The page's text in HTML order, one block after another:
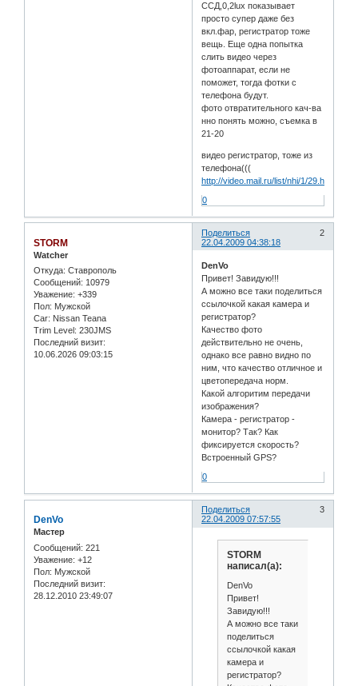
ССД,0,2lux показывает
просто супер даже без
вкл.фар, регистратор тоже
вещь. Еще одна попытка
слить видео через
фотоаппарат, если не
поможет, тогда фотки с
телефона будут.
фото отвратительного кач-ва
нно понять можно, съемка в
21-20
видео регистратор, тоже из
телефона(((
http://video.mail.ru/list/nhi/1/29.html
0
Поделиться
2
22.04.2009 04:38:18
STORM
Watcher
Откуда: Ставрополь
Сообщений: 10979
Уважение: +339
Пол: Мужской
Car: Nissan Teana
Trim Level: 230JMS
Последний визит:
10.06.2026 09:03:15
DenVo
Привет! Завидую!!!
А можно все таки поделиться
ссылочкой какая камера и
регистратор?
Качество фото
действительно не очень,
однако все равно видно по
ним, что качество отличное и
цветопередача норм.
Какой алгоритим передачи
изображения?
Камера - регистратор -
монитор? Так? Как
фиксируется скорость?
Встроенный GPS?
0
Поделиться
3
22.04.2009 07:57:55
DenVo
Мастер
Сообщений: 221
Уважение: +12
Пол: Мужской
Последний визит:
28.12.2010 23:49:07
STORM
написал(а):
DenVo
Привет!
Завидую!!!
А можно все таки
поделиться
ссылочкой какая
камера и
регистратор?